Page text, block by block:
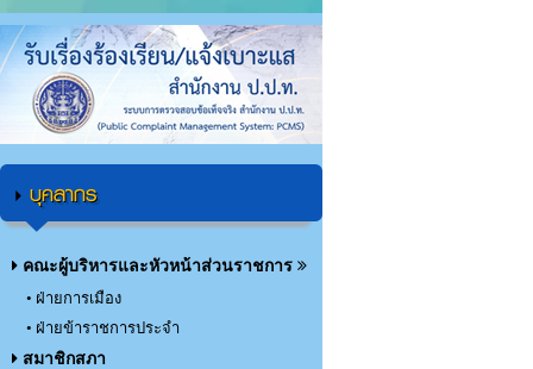
บุคลากร
คณะผู้บริหารและหัวหน้าส่วนราชการ
• ฝ่ายการเมือง
• ฝ่ายข้าราชการประจำ
สมาชิกสภา